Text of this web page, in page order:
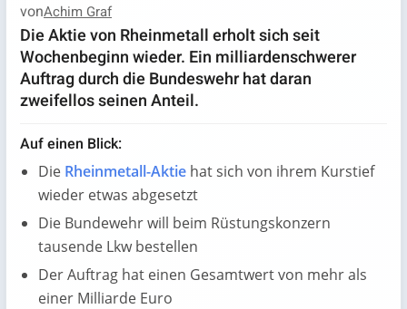
vonAchim Graf
Die Aktie von Rheinmetall erholt sich seit
Wochenbeginn wieder. Ein milliardenschwerer
Auftrag durch die Bundeswehr hat daran
zweifellos seinen Anteil.
Auf einen Blick:
Die Rheinmetall-Aktie hat sich von ihrem Kurstief
wieder etwas abgesetzt
Die Bundewehr will beim Rüstungskonzern
tausende Lkw bestellen
Der Auftrag hat einen Gesamtwert von mehr als
einer Milliarde Euro